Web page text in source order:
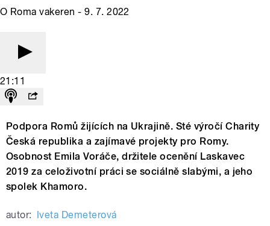
O Roma vakeren - 9. 7. 2022
21:11
Podpora Romů žijících na Ukrajině. Sté výročí Charity
Česká republika a zajímavé projekty pro Romy.
Osobnost Emila Voráče, držitele ocenění Laskavec
2019 za celoživotní práci se sociálně slabými, a jeho
spolek Khamoro.
autor: Iveta Demeterová